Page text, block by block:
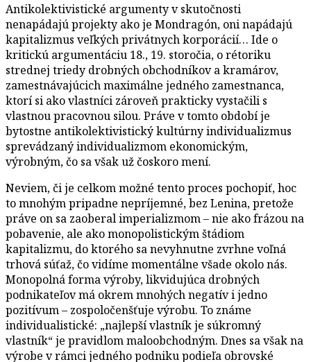
Antikolektivistické argumenty v skutočnosti
nenapádajú projekty ako je Mondragón, oni napádajú
kapitalizmus veľkých privátnych korporácií… Ide o
kritickú argumentáciu 18., 19. storočia, o rétoriku
strednej triedy drobných obchodníkov a kramárov,
zamestnávajúcich maximálne jedného zamestnanca,
ktorí si ako vlastníci zároveň prakticky vystačili s
vlastnou pracovnou silou. Práve v tomto období je
bytostne antikolektivistický kultúrny individualizmus
sprevádzaný individualizmom ekonomickým,
výrobným, čo sa však už čoskoro mení.
Neviem, či je celkom možné tento proces pochopiť, hoc
to mnohým pripadne nepríjemné, bez Lenina, pretože
práve on sa zaoberal imperializmom – nie ako frázou na
pobavenie, ale ako monopolistickým štádiom
kapitalizmu, do ktorého sa nevyhnutne zvrhne voľná
trhová súťaž, čo vidíme momentálne všade okolo nás.
Monopolná forma výroby, likvidujúca drobných
podnikateľov má okrem mnohých negatív i jedno
pozitívum – zospoločenšťuje výrobu. To známe
individualistické: „najlepší vlastník je súkromný
vlastník“ je pravidlom maloobchodným. Dnes sa však na
výrobe v rámci jedného podniku podieľa obrovské